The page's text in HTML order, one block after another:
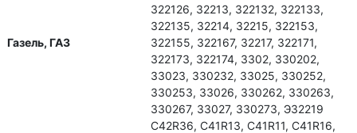
Газель, ГАЗ
322126, 32213, 322132, 322133,
322135, 32214, 32215, 322153,
322155, 322167, 32217, 322171,
322173, 322174, 3302, 330202,
33023, 330232, 33025, 330252,
330253, 33026, 330262, 330263,
330267, 33027, 330273, Э32219
С42R36, C41R13, С41R11, С41R16,